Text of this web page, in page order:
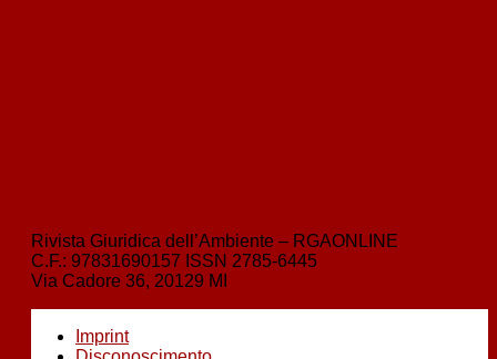
Rivista Giuridica dell’Ambiente – RGAONLINE
C.F.: 97831690157 ISSN 2785-6445
Via Cadore 36, 20129 MI
Imprint